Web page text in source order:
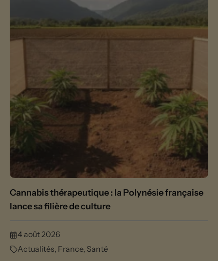
Cannabis thérapeutique : la Polynésie française
lance sa filière de culture
4 août 2026
Actualités, France, Santé